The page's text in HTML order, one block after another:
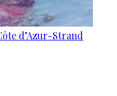
d’Azur-Strand